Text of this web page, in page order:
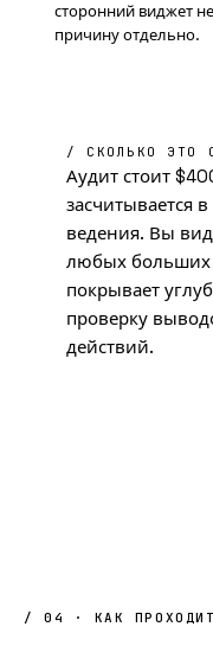
сторонний виджет
причину отдельно.
/ СКОЛЬКО ЭТО
Аудит стоит
засчитывается
ведения. Вы
любых больших
покрывает
проверку
действий.
/ 04 · КАК ПРОХОДИТ